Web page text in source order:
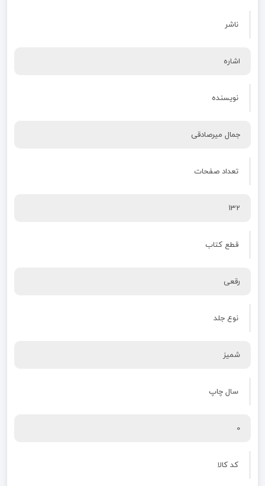
ناشر
اشاره
نویسنده
جمال میرصادقی
تعداد صفحات
132
قطع کتاب
رقعی
نوع جلد
شمیز
سال چاپ
0
کد کالا